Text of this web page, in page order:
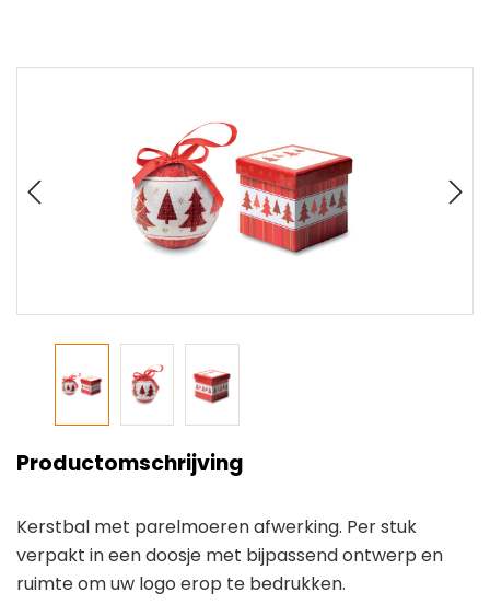
Productomschrijving
Kerstbal met parelmoeren afwerking. Per stuk
verpakt in een doosje met bijpassend ontwerp en
ruimte om uw logo erop te bedrukken.